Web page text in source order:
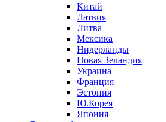
Китай
Латвия
Литва
Мексика
Нидерланды
Новая Зеландия
Украина
Франция
Эстония
Ю.Корея
Япония